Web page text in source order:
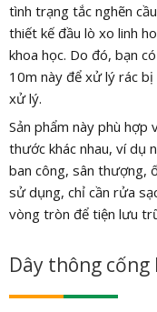
tình trạng tắc nghẽn
thiết kế đầu lò xo linh
khoa học. Do đó, bạn
10m này để xử lý rác
xử lý.
Sản phẩm này phù hợp
thước khác nhau, ví dụ
ban công, sân thượng,
sử dụng, chỉ cần rửa
vòng tròn để tiện lưu
Dây thông cống